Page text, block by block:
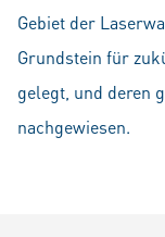
Gebiet der
Grundstein für
gelegt, und deren
nachgewiesen.